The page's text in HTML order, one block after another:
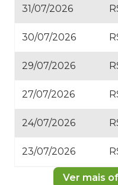
31/07/2026
30/07/2026
29/07/2026
27/07/2026
24/07/2026
23/07/2026
Ver mais